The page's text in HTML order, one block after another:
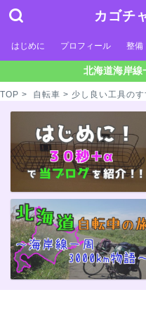
カゴチ
はじめに プロフィール 整備
北海道海岸
TOP > 自転車 > 少し良い工具の